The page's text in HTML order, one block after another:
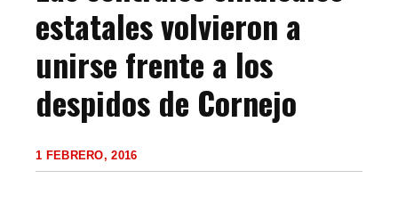
estatales volvieron a
unirse frente a los
despidos de Cornejo
1 FEBRERO, 2016